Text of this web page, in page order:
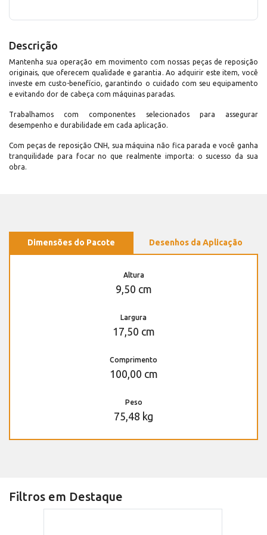
Descrição
Mantenha sua operação em movimento com nossas peças de reposição
originais, que oferecem qualidade e garantia. Ao adquirir este item, você
investe em custo-benefício, garantindo o cuidado com seu equipamento
e evitando dor de cabeça com máquinas paradas.
Trabalhamos com componentes selecionados para assegurar
desempenho e durabilidade em cada aplicação.
Com peças de reposição CNH, sua máquina não fica parada e você ganha
tranquilidade para focar no que realmente importa: o sucesso da sua
obra.
Dimensões do Pacote Desenhos da Aplicação
Altura
9,50 cm
Largura
17,50 cm
Comprimento
100,00 cm
Peso
75,48 kg
Filtros em Destaque